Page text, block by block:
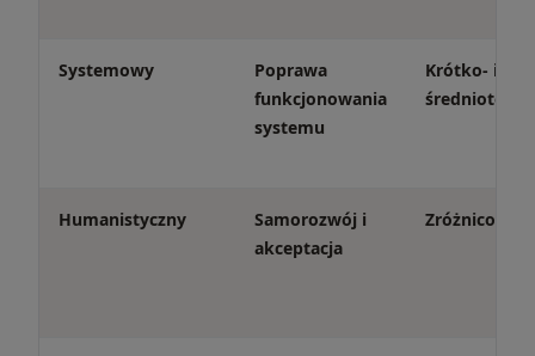
Systemowy
Poprawa
funkcjonowania
systemu
Krótko- i
Humanistyczny
Samorozwój i
akceptacja